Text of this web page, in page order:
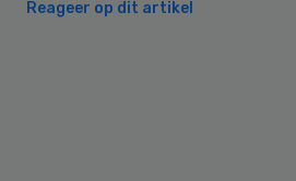
Reageer op dit artikel